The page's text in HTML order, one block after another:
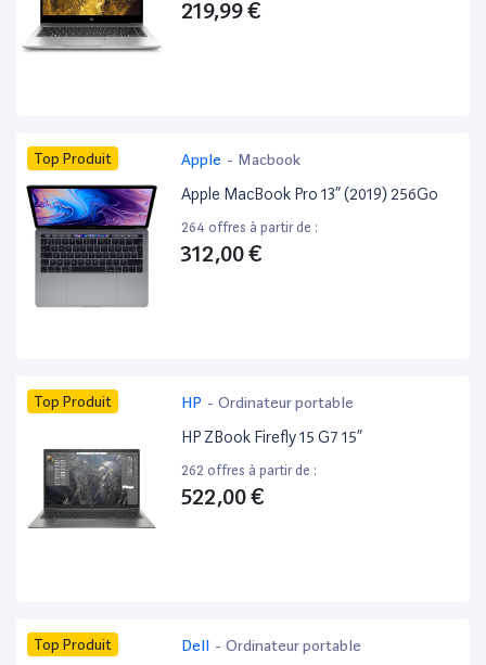
219,99 €
Top Produit Apple - Macbook
Apple MacBook Pro 13” (2019) 256Go
264 offres à partir de :
312,00 €
Top Produit HP - Ordinateur portable
HP ZBook Firefly 15 G7 15”
262 offres à partir de :
522,00 €
Top Produit Dell - Ordinateur portable